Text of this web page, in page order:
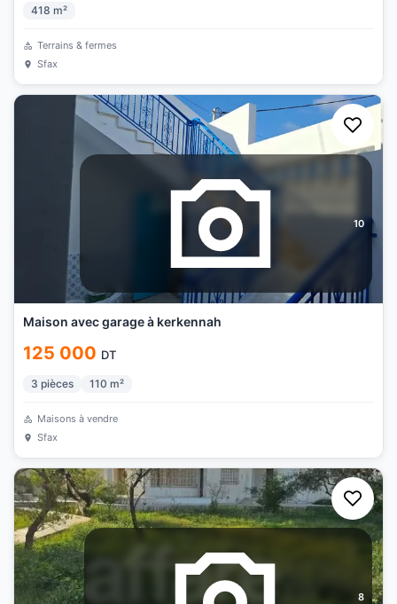
418 m²
Terrains & fermes
Sfax
10
Maison avec garage à kerkennah
125 000 DT
3 pièces 110 m²
Maisons à vendre
Sfax
8